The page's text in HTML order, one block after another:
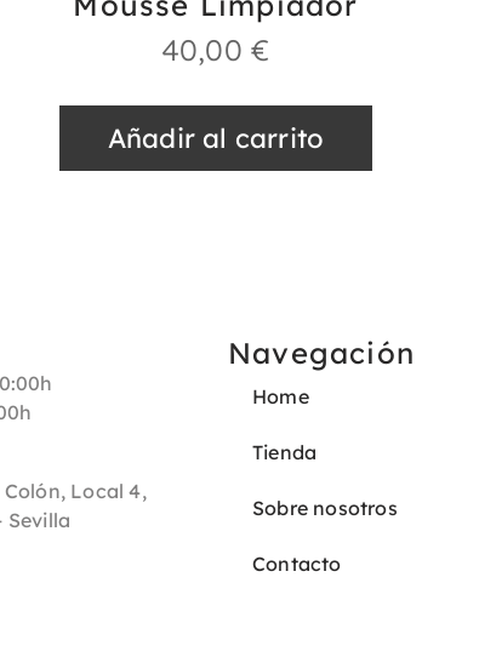
40,00 €
Añadir al carrito
Local 4,
Sevilla
Navegación
Home
Tienda
Sobre nosotros
Contacto